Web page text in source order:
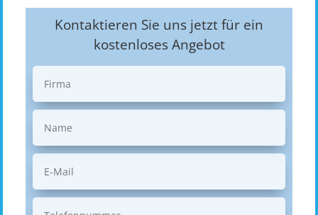
Kontaktieren Sie uns jetzt für ein
kostenloses Angebot